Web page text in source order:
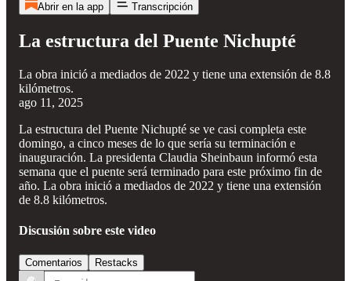
Abrir en la app Transcripción
La estructura del Puente Nichupté
La obra inició a mediados de 2022 y tiene una extensión de 8.8
kilómetros.
ago 11, 2025
La estructura del Puente Nichupté se ve casi completa este
domingo, a cinco meses de lo que sería su terminación e
inauguración. La presidenta Claudia Sheinbaun informó esta
semana que el puente será terminado para este próximo fin de
año. La obra inició a mediados de 2022 y tiene una extensión
de 8.8 kilómetros.
Discusión sobre este video
Comentarios Restacks